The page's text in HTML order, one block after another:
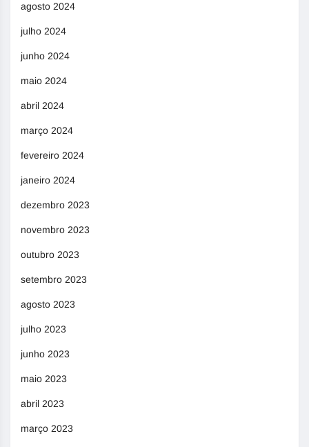
agosto 2024
julho 2024
junho 2024
maio 2024
abril 2024
março 2024
fevereiro 2024
janeiro 2024
dezembro 2023
novembro 2023
outubro 2023
setembro 2023
agosto 2023
julho 2023
junho 2023
maio 2023
abril 2023
março 2023